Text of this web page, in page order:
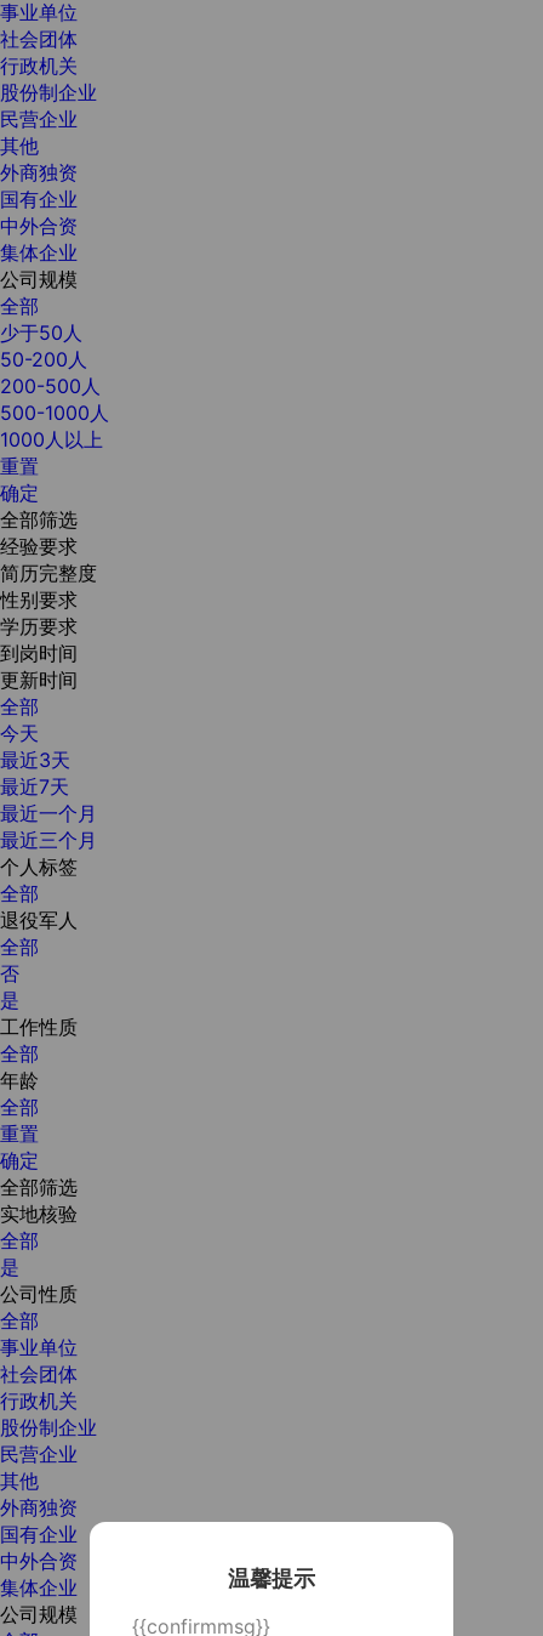
温馨提示
{{confirmmsg}}
事业单位
社会团体
行政机关
股份制企业
民营企业
其他
外商独资
国有企业
中外合资
集体企业
公司规模
全部
少于50人
50-200人
200-500人
500-1000人
1000人以上
重置
确定
全部筛选
经验要求
简历完整度
性别要求
学历要求
到岗时间
更新时间
全部
今天
最近3天
最近7天
最近一个月
最近三个月
个人标签
全部
退役军人
全部
否
是
工作性质
全部
年龄
全部
重置
确定
全部筛选
实地核验
全部
是
公司性质
全部
事业单位
社会团体
行政机关
股份制企业
民营企业
其他
外商独资
国有企业
中外合资
集体企业
公司规模